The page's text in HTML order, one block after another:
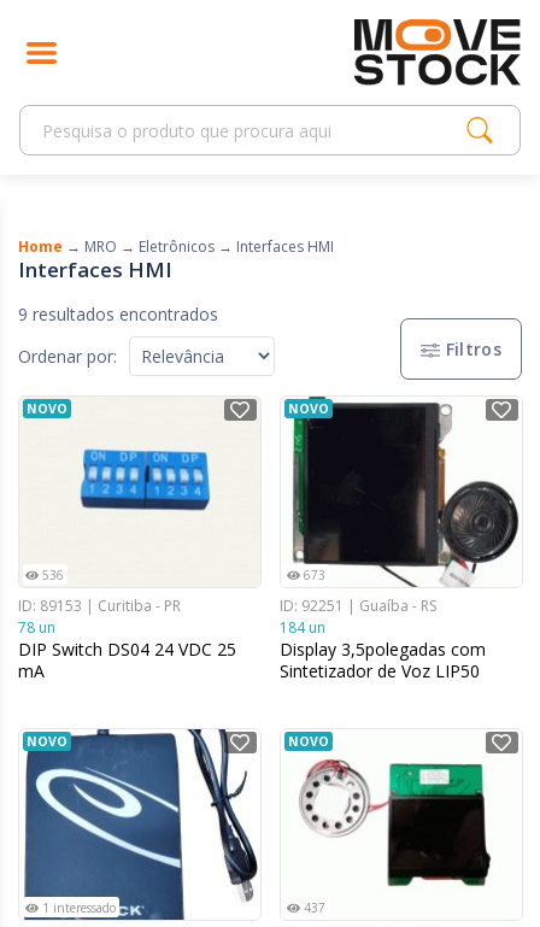
Home → MRO → Eletrônicos → Interfaces HMI
Interfaces HMI
9 resultados encontrados
Ordenar por:
Filtros
NOVO
536
ID: 89153 | Curitiba - PR
78 un
DIP Switch DS04 24 VDC 25
mA
NOVO
673
ID: 92251 | Guaíba - RS
184 un
Display 3,5polegadas com
Sintetizador de Voz LIP50
NOVO
1 interessado
NOVO
437